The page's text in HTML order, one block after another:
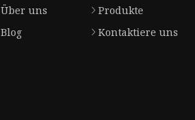
Über uns
Produkte
Blog
Kontaktiere uns